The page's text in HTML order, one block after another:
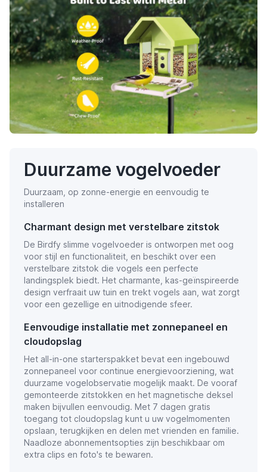
Duurzame vogelvoeder
Duurzaam, op zonne-energie en eenvoudig te
installeren
Charmant design met verstelbare zitstok
De Birdfy slimme vogelvoeder is ontworpen met oog
voor stijl en functionaliteit, en beschikt over een
verstelbare zitstok die vogels een perfecte
landingsplek biedt. Het charmante, kas-geïnspireerde
design verfraait uw tuin en trekt vogels aan, wat zorgt
voor een gezellige en uitnodigende sfeer.
Eenvoudige installatie met zonnepaneel en
cloudopslag
Het all-in-one starterspakket bevat een ingebouwd
zonnepaneel voor continue energievoorziening, wat
duurzame vogelobservatie mogelijk maakt. De vooraf
gemonteerde zitstokken en het magnetische deksel
maken bijvullen eenvoudig. Met 7 dagen gratis
toegang tot cloudopslag kunt u uw vogelmomenten
opslaan, terugkijken en delen met vrienden en familie.
Naadloze abonnementsopties zijn beschikbaar om
extra clips en foto's te bewaren.